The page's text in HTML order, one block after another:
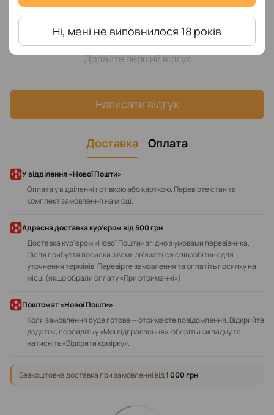
Ні, мені не виповнилося 18 років
Додайте перший відгук
Написати відгук
Доставка Оплата
У відділення «Нової Пошти»
Оплата у відділенні готівкою або карткою. Перевірте стан та
комплект замовлення на місці.
Адресна доставка кур'єром від 500 грн
Доставка кур'єром «Нової Пошти» згідно з умовами перевізника.
Після прибуття посилки з вами зв'яжеться співробітник для
уточнення термінів. Перевірте замовлення та оплатіть посилку на
місці (якщо обрали оплату «При отриманні»).
Поштомат «Нової Пошти»
Коли замовлення буде готове — отримаєте повідомлення. Відкрийте
додаток, перейдіть у «Мої відправлення», оберіть накладну та
натисніть «Відкрити комірку».
Безкоштовна доставка при замовленні від1 000 грн